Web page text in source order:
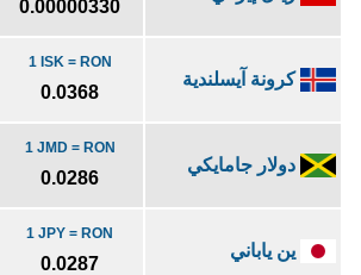
0.00000330
كرونة آيسلندية
1 ISK = RON
0.0368
دولار جامايكي
1 JMD = RON
0.0286
ين ياباني
1 JPY = RON
0.0287